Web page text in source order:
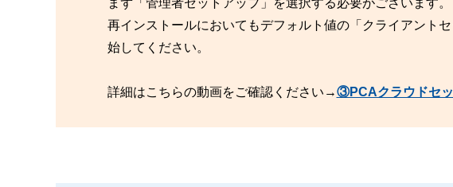
再インストールにおいてもデフォルト値の「クライアント
始してください。
詳細はこちらの動画をご確認ください→③PCAクラウドセ